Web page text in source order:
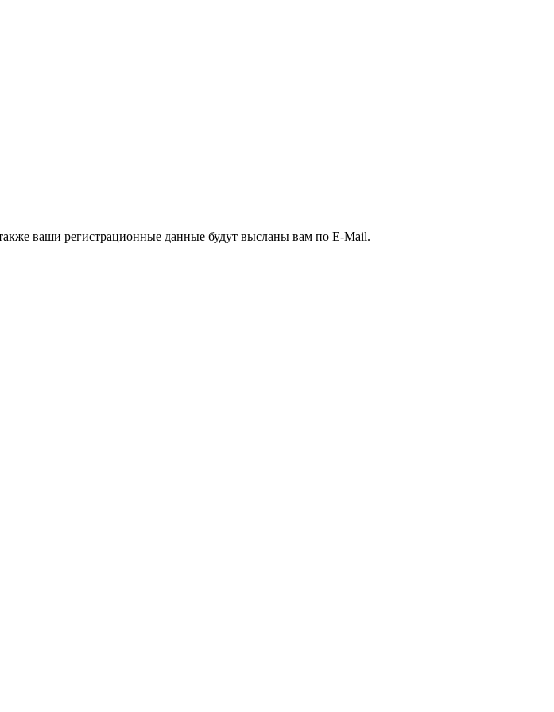
ваши регистрационные данные будут высланы вам по E-Mail.